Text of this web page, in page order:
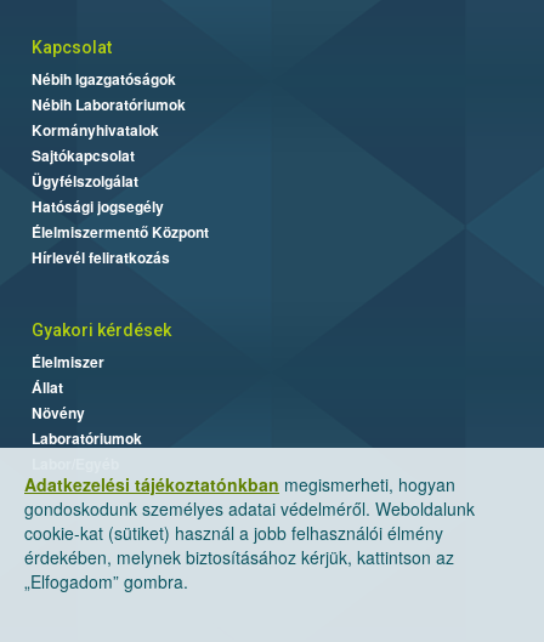
Adatkezelési tájékoztatónkban megismerheti, hogyan
gondoskodunk személyes adatai védelméről. Weboldalunk
cookie-kat (sütiket) használ a jobb felhasználói élmény
érdekében, melynek biztosításához kérjük, kattintson az
„Elfogadom” gombra.
Kapcsolat
Nébih Igazgatóságok
Nébih Laboratóriumok
Kormányhivatalok
Sajtókapcsolat
Ügyfélszolgálat
Hatósági jogsegély
Élelmiszermentő Központ
Hírlevél feliratkozás
Gyakori kérdések
Élelmiszer
Állat
Növény
Laboratóriumok